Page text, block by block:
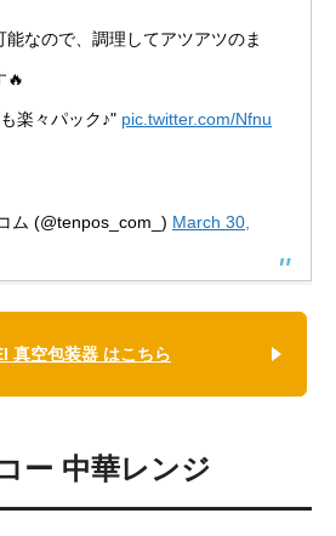
なので、調理してアツアツのま
🔥
楽々パック♪" pic.twitter.com/Nfnu
ム (@tenpos_com_) March 30,
真空包装器 はこちら
ー 中華レンジ